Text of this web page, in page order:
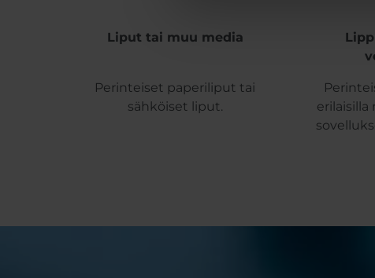
Liput tai muu media
Perinteiset paperiliput tai
sähköiset liput.
erilaisilla